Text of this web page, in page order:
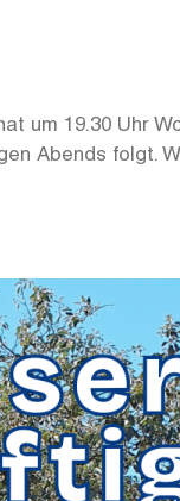
um 19.30 Uhr
Abends folgt.